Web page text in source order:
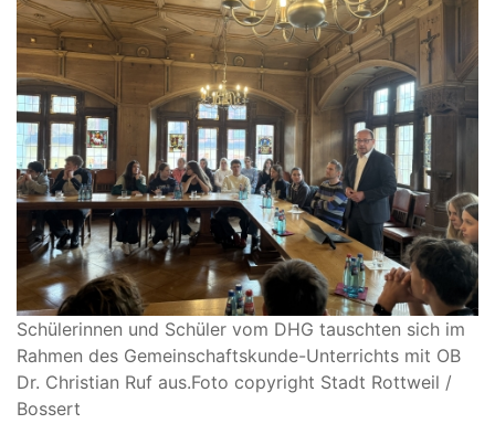
Schülerinnen und Schüler vom DHG tauschten sich im
Rahmen des Gemeinschaftskunde-Unterrichts mit OB
Dr. Christian Ruf aus.Foto copyright Stadt Rottweil /
Bossert